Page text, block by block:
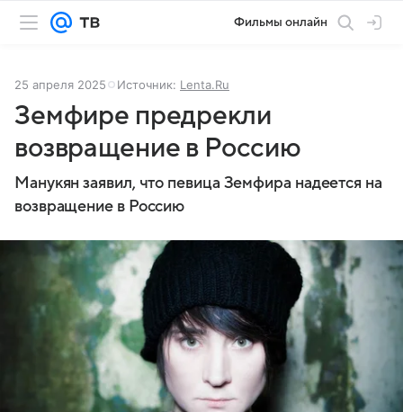
Фильмы онлайн
25 апреля 2025 Источник: Lenta.Ru
Земфире предрекли
возвращение в Россию
Манукян заявил, что певица Земфира надеется на
возвращение в Россию